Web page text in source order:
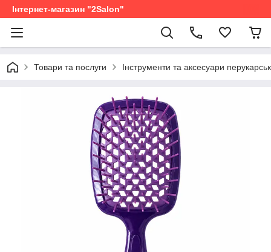
Інтернет-магазин "2Salon"
Товари та послуги Інструменти та аксесуари